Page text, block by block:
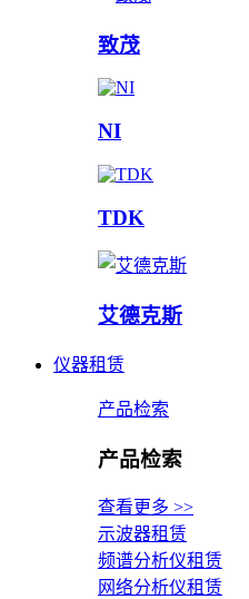
致茂
NI
TDK
艾德克斯
仪器租赁
产品检索
产品检索
查看更多 >>
示波器租赁
频谱分析仪租赁
网络分析仪租赁